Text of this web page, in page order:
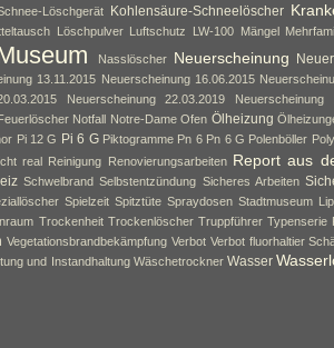
Löschgerät Kohlensäure-Schneelöscher
Löschpulver Luftschutz LW-100 Mängel
Nasslöscher Neuerscheinung
13.11.2015 Neuerscheinung 16.06.2015
Neuerscheinung 22.03.2019 Neuerscheinung
Notfall Notre-Dame Ofen Ölheizung
Pi 12 G Pi 6 G Piktogramme Pn 6 Pn 6 G Polenböller
real Reinigung Renovierungsarbeiten Report aus
Schwelbrand Selbstentzündung Sicheres Arbeiten
Spielzeit Spitztüte Spraydosen Stadtmuseum
Trockenheit Trockenlöscher Truppführer Typenserie
Vegetationsbrandbekämpfung Verbot Verbot fluorhaltier
und Instandhaltung Wäschetrockner Wasser